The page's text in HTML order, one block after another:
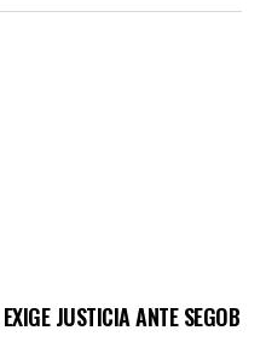
JUSTICIA ANTE SEGOB